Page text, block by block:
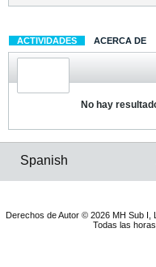
ACTIVIDADES ACERCA DE
No hay
Spanish
Derechos de Autor © 2026 MH Sub I,
Todas las